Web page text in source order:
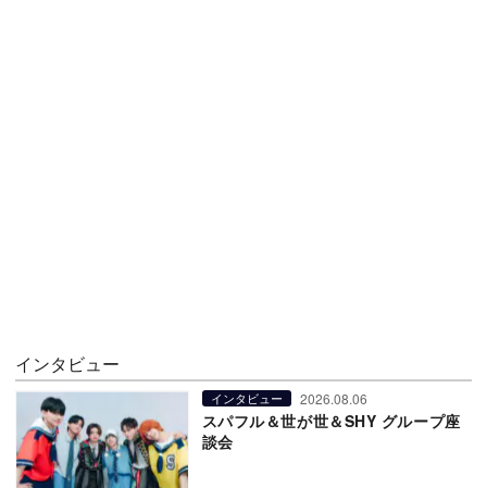
インタビュー
インタビュー 2026.08.06
スパフル＆世が世＆SHY グループ座
談会